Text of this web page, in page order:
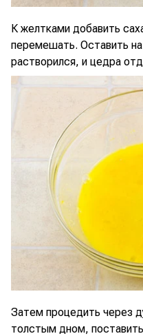
К желтками добавить
перемешать. Оставить
растворился, и цедра
Затем процедить через
толстым дном, поставить